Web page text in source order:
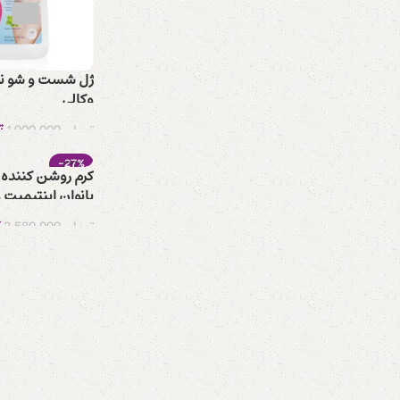
ژل شست و شو
وکالی
تومان 1.900.000
-27%
کرم روشن
بانوان
تومان 2.580.000